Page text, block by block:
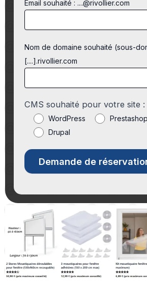
Email souhaité : ....@rivollier.com
Nom de domaine souhaité (sous-
[....].rivollier.com
CMS souhaité pour votre site :
WordPress Prestashop
Drupal